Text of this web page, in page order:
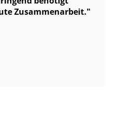
Zusammenarbeit.